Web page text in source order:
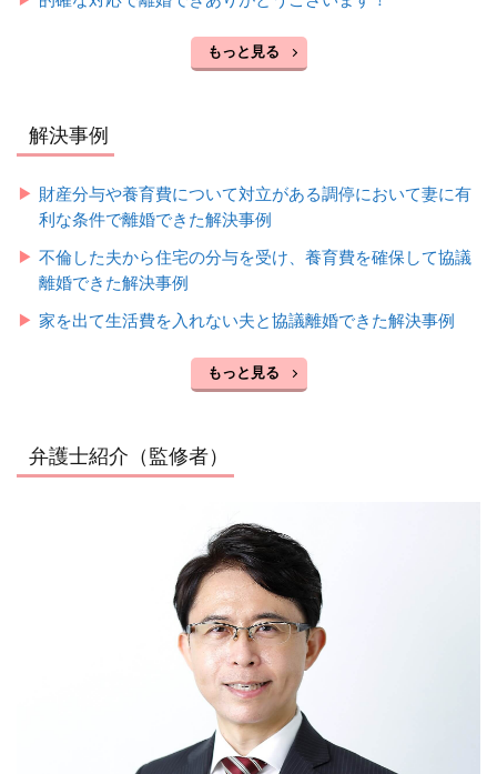
もっと見る
解決事例
財産分与や養育費について対立がある調停において妻に有
利な条件で離婚できた解決事例
不倫した夫から住宅の分与を受け、養育費を確保して協議
離婚できた解決事例
家を出て生活費を入れない夫と協議離婚できた解決事例
もっと見る
弁護士紹介（監修者）